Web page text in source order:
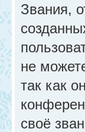
Звания,
не
так как
своё